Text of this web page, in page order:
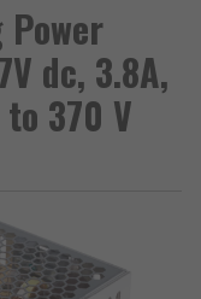
Power
dc, 3.8A,
370 V